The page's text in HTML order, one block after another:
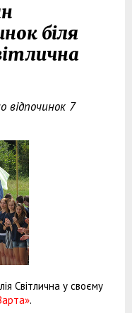
біля
відпочинок 7
Світлична у своєму
.